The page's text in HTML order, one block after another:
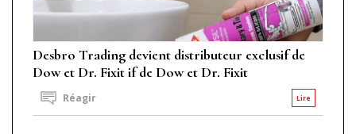
Desbro Trading devient distributeur exclusif de
Dow et Dr. Fixit if de Dow et Dr. Fixit
Lire
Réagir